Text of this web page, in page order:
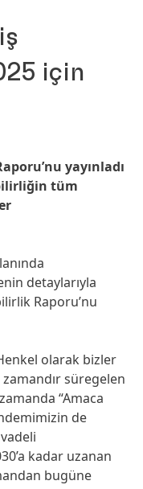
için
yayınladı
tüm
detaylarıyla
Raporu’nu
olarak bizler
süregelen
“Amaca
de
kadar uzanan
bugüne